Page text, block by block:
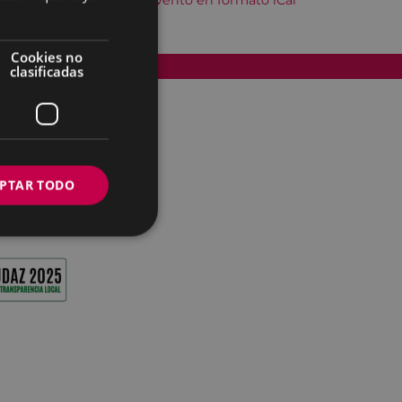
Accesibilidad
Cookies no
clasificadas
TODO